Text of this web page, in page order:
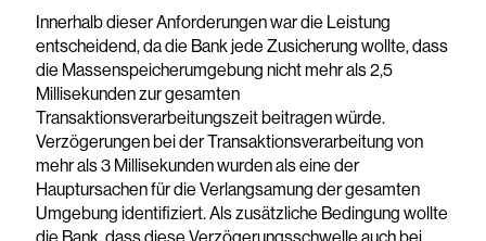
Innerhalb dieser Anforderungen war die Leistung
entscheidend, da die Bank jede Zusicherung wollte, dass
die Massenspeicherumgebung nicht mehr als 2,5
Millisekunden zur gesamten
Transaktionsverarbeitungszeit beitragen würde.
Verzögerungen bei der Transaktionsverarbeitung von
mehr als 3 Millisekunden wurden als eine der
Hauptursachen für die Verlangsamung der gesamten
Umgebung identifiziert. Als zusätzliche Bedingung wollte